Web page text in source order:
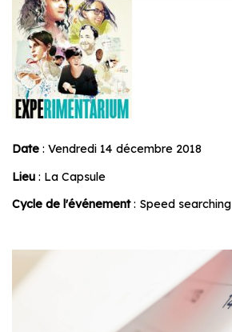
Date : Vendredi 14 décembre 2018
Lieu : La Capsule
Cycle de l'événement: Speed searching